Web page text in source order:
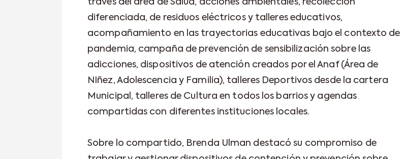
través del área de Salud, acciones ambientales, recolección
diferenciada, de residuos eléctricos y talleres educativos,
acompañamiento en las trayectorias educativas bajo el contexto de
pandemia, campaña de prevención de sensibilización sobre las
adicciones, dispositivos de atención creados por el Anaf (Área de
NIñez, Adolescencia y Familia), talleres Deportivos desde la cartera
Municipal, talleres de Cultura en todos los barrios y agendas
compartidas con diferentes instituciones locales.
Sobre lo compartido, Brenda Ulman destacó su compromiso de